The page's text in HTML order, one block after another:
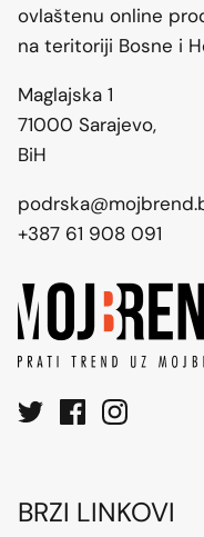
ovlaštenu online
na teritoriji Bosne i
Maglajska 1
71000 Sarajevo,
BiH
+387 61 908 091
BRZI LINKOVI